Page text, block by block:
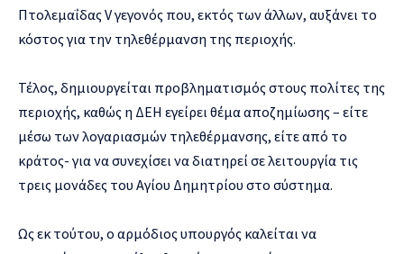
Πτολεμαΐδας V γεγονός που, εκτός των άλλων, αυξάνει το
κόστος για την τηλεθέρμανση της περιοχής.
Τέλος, δημιουργείται προβληματισμός στους πολίτες της
περιοχής, καθώς η ΔΕΗ εγείρει θέμα αποζημίωσης – είτε
μέσω των λογαριασμών τηλεθέρμανσης, είτε από το
κράτος- για να συνεχίσει να διατηρεί σε λειτουργία τις
τρεις μονάδες του Αγίου Δημητρίου στο σύστημα.
Ως εκ τούτου, ο αρμόδιος υπουργός καλείται να